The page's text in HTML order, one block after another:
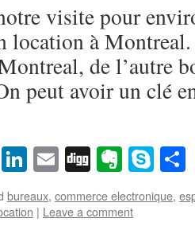
visite pour
location à
de l’autre
peut avoir un clé
RedditLinkedIn
EmailDigg
bureaux, commerce electronique,
| Leave a comment